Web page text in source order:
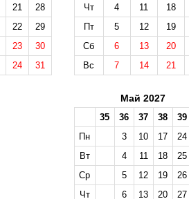
21
28
22
29
23
30
24 31
Чт
4 11
18
Пт
5 12
19
Сб
6 13
20
Вс
7 14 21
Май 2027
35 36 37 38
39
Пн
3 10 17
24
Вт
4 11 18
25
Ср
5 12 19
26
Чт
6 13 20
27